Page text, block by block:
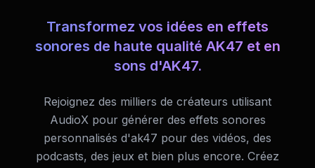
Transformez vos idées en effets
sonores de haute qualité AK47 et en
sons d'AK47.
Rejoignez des milliers de créateurs utilisant
AudioX pour générer des effets sonores
personnalisés d'ak47 pour des vidéos, des
podcasts, des jeux et bien plus encore. Créez